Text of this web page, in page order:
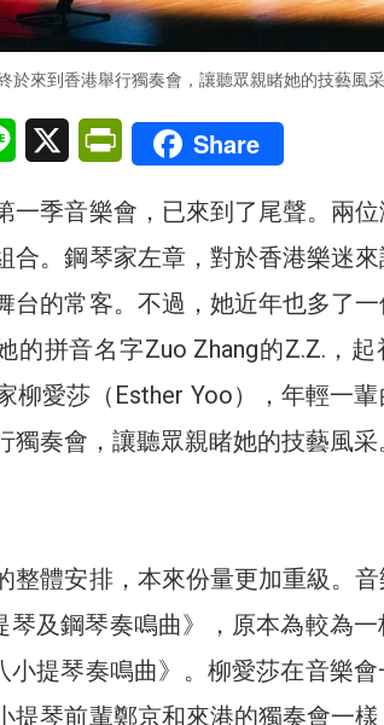
於來到香港舉行獨奏會，讓聽眾親睹她的技藝風采
Line X PrintFriendly
Share
一季音樂會，已來到了尾聲。兩位
合。鋼琴家左章，對於香港樂迷
台的常客。不過，她近年也多了
的拼音名字Zuo Zhang的Z.Z.，
柳愛莎（Esther Yoo），年輕一
奏會，讓聽眾親睹她的技藝風采
整體安排，本來份量更加重級。
琴及鋼琴奏鳴曲》，原本為較為
小提琴奏鳴曲》。柳愛莎在音樂
提琴前輩鄭京和來港的獨奏會一樣